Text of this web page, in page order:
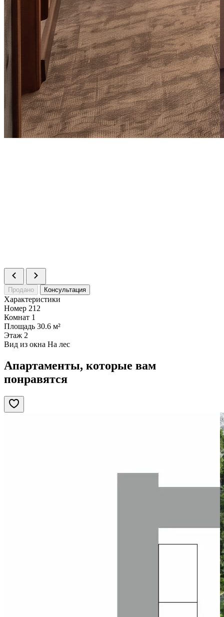
Продано Консультация
Характеристики
Номер 212
Комнат 1
Площадь 30.6 м²
Этаж 2
Вид из окна На лес
Апартаменты, которые вам
понравятся